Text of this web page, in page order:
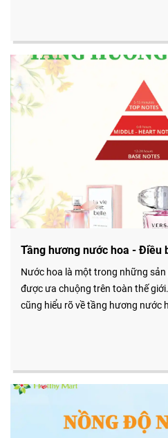
Tầng hương nước hoa - Điều
Nước hoa là một trong những sản
được ưa chuộng trên toàn thế
cũng hiểu rõ về tầng hương nước